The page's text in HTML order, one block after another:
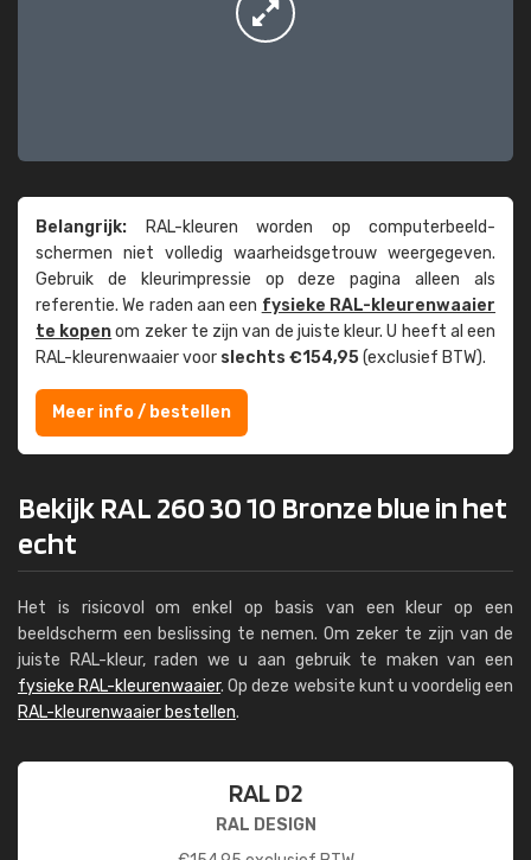
Belangrijk: RAL-kleuren worden op computer­beeld­
schermen niet volledig waarheids­­getrouw weer­gegeven.
Gebruik de kleur­impressie op deze pagina alleen als
referentie. We raden aan een fysieke RAL-kleuren­waaier
te kopenom zeker te zijn van de juiste kleur. U heeft al een
RAL-kleuren­waaier voor slechts €154,95(exclusief BTW).
Meer info / bestellen
Bekijk RAL 260 30 10 Bronze blue in het
echt
Het is risicovol om enkel op basis van een kleur op een
beeldscherm een beslissing te nemen. Om zeker te zijn van de
juiste RAL-kleur, raden we u aan gebruik te maken van een
fysieke RAL-kleurenwaaier. Op deze website kunt u voordelig een
RAL-kleurenwaaier bestellen.
RAL D2
RAL DESIGN